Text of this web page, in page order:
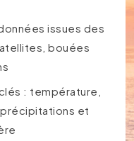
issues des
bouées
: température,
et